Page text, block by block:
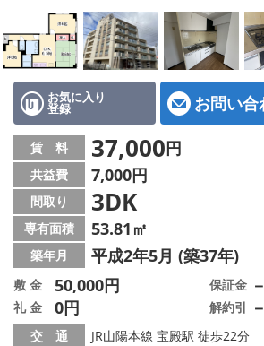
スタッフ紹介
店舗情報·アクセス
会社概要
メールでお問い合わせ
お気に入り
登録 お問い合
賃 料 37,000円
共益費 7,000円
間取り 3DK
専有面積 53.81㎡
築年月 平成2年5月 (築37年)
敷 金 50,000円
礼 金 0円
保証金 －
解約引 －
交 通
JR山陽本線 宝殿駅 徒歩22分